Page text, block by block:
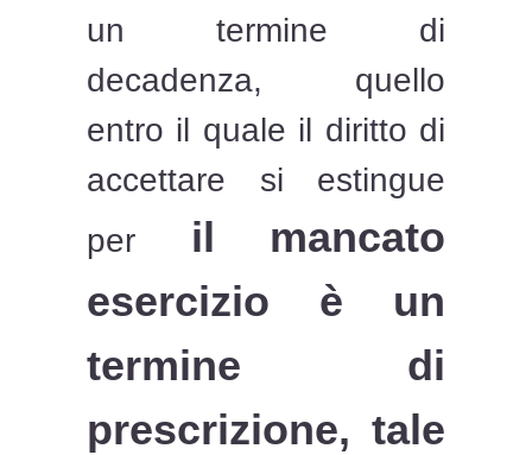
un termine di
decadenza, quello
entro il quale il diritto di
accettare si estingue
per
il mancato
esercizio è un
termine di
prescrizione, tale